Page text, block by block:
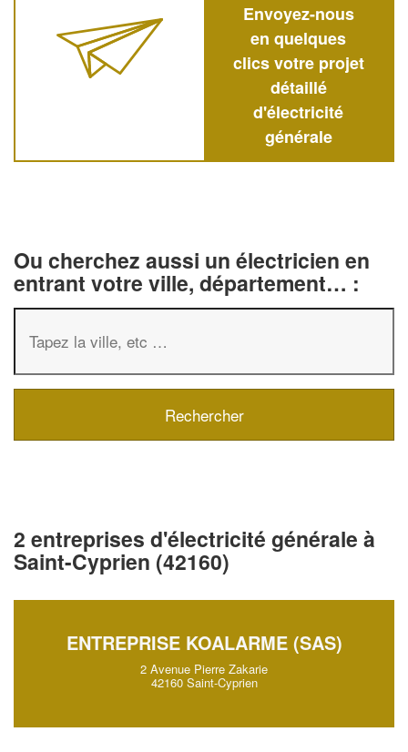
Envoyez-nous
en quelques
clics votre projet
détaillé
d'électricité
générale
Ou cherchez aussi un électricien en
entrant votre ville, département… :
2 entreprises d'électricité générale à
Saint-Cyprien (42160)
ENTREPRISE KOALARME (SAS)
2 Avenue Pierre Zakarie
42160 Saint-Cyprien
Vous êtes un
vosmargestout en
nouveaux clients